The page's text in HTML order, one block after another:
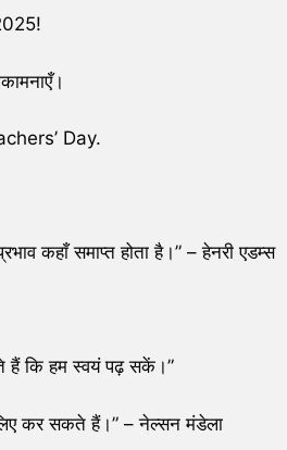
Day.
कहाँ समाप्त होता है।” – हेनरी एडम्स
हैं कि हम स्वयं पढ़ सकें।”
कर सकते हैं।” – नेल्सन मंडेला